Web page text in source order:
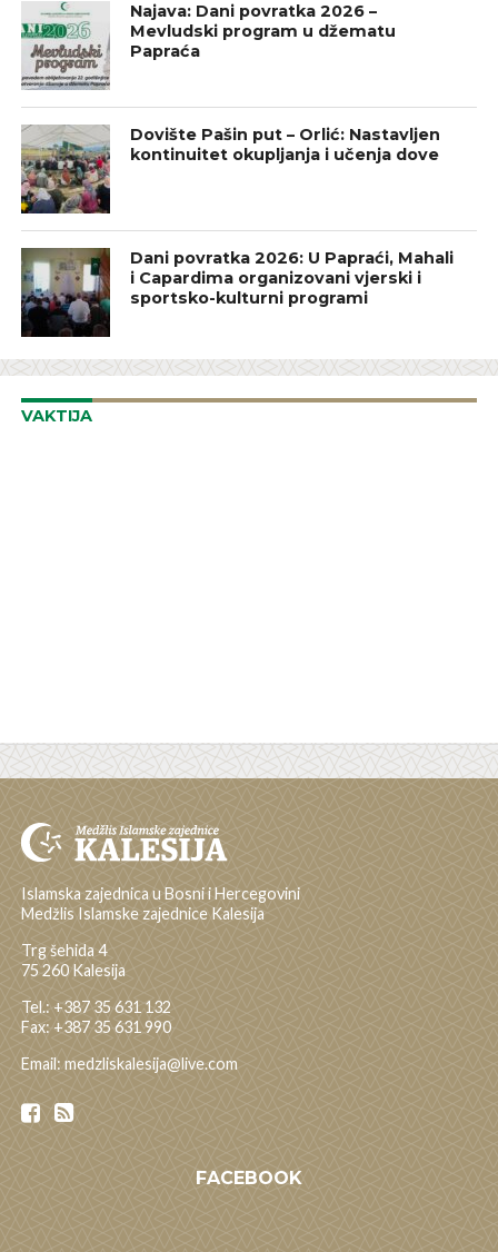
Najava: Dani povratka 2026 –
Mevludski program u džematu
Papraća
Dovište Pašin put – Orlić: Nastavljen
kontinuitet okupljanja i učenja dove
Dani povratka 2026: U Papraći, Mahali
i Capardima organizovani vjerski i
sportsko-kulturni programi
VAKTIJA
Islamska zajednica u Bosni i Hercegovini
Medžlis Islamske zajednice Kalesija
Trg šehida 4
75 260 Kalesija
Tel.: +387 35 631 132
Fax: +387 35 631 990
Email: medzliskalesija@live.com
FACEBOOK